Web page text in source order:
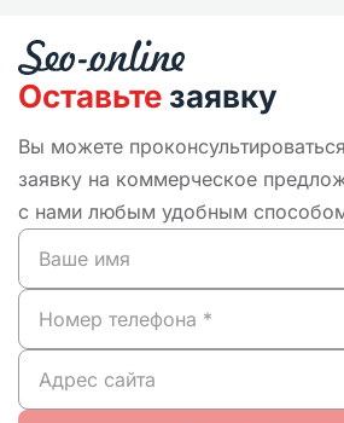
Оставьте заявку
Вы можете
заявку на коммерческое
с нами любым удобным